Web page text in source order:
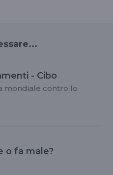
- Cibo
mondiale contro lo
o fa male?